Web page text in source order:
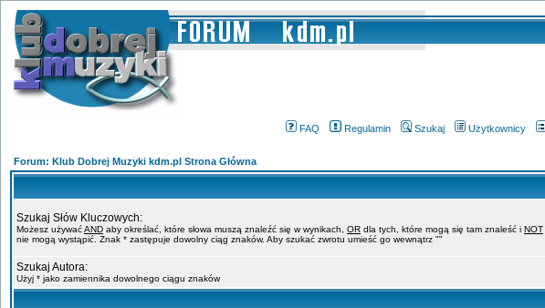
FAQ Regulamin Szukaj Użytkownicy
Forum: Klub Dobrej Muzyki kdm.pl Strona Główna
Szukaj Słów Kluczowych:
Możesz używaćAND aby określać, które słowa muszą znaleźć się w wynikach, OR dla tych, które mogą się tam znaleść i NOT
nie mogą wystąpić. Znak * zastępuje dowolny ciąg znaków. Aby szukać zwrotu umieść go wewnątrz ""
Szukaj Autora:
Użyj * jako zamiennika dowolnego ciągu znaków